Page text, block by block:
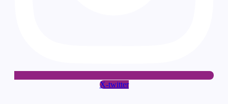
X-twitter